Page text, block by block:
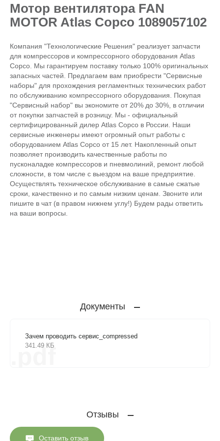
Мотор вентилятора FAN
MOTOR Atlas Copco 1089057102
Компания "Технологические Решения" реализует запчасти
для компрессоров и компрессорного оборудования Atlas
Copco. Мы гарантируем поставку только 100% оригинальных
запасных частей. Предлагаем вам приобрести "Сервисные
наборы" для прохождения регламентных технических работ
по обслуживанию компрессорного оборудования. Покупая
"Сервисный набор" вы экономите от 20% до 30%, в отличии
от покупки запчастей в розницу. Мы - официальный
сертифицированный дилер Atlas Copco в России. Наши
сервисные инженеры имеют огромный опыт работы с
оборудованием Atlas Copco от 15 лет. Накопленный опыт
позволяет производить качественные работы по
пусконаладке компрессоров и пневмолиний, ремонт любой
сложности, в том числе с выездом на ваше предприятие.
Осуществлять техническое обслуживание в самые сжатые
сроки, качественно и по самым низким ценам. Звоните или
пишите в чат (в правом нижнем углу!) Будем рады ответить
на ваши вопросы.
Документы
Зачем проводить сервис_compressed
341.49 КБ
.pdf
Отзывы
Оставить отзыв